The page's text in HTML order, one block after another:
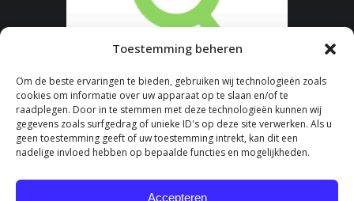
Toestemming beheren
Om de beste ervaringen te bieden, gebruiken wij technologieën zoals
cookies om informatie over uw apparaat op te slaan en/of te
raadplegen. Door in te stemmen met deze technologieën kunnen wij
gegevens zoals surfgedrag of unieke ID's op deze site verwerken. Als u
geen toestemming geeft of uw toestemming intrekt, kan dit een
nadelige invloed hebben op bepaalde functies en mogelijkheden.
Accepteren